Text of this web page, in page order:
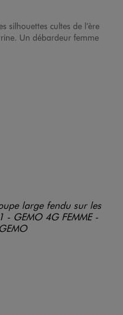
silhouettes cultes de l’ère
Un débardeur femme